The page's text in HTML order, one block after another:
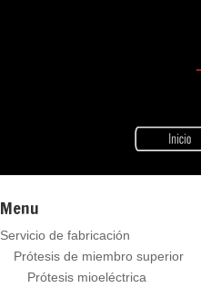
Menu
Servicio de fabricación
Prótesis de miembro superior
Prótesis mioeléctrica